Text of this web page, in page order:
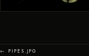
← PIPES.JPG